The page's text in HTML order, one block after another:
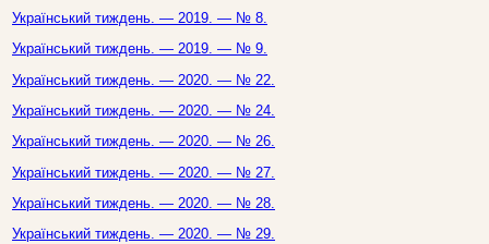
Український тиждень. — 2019. — № 8.
Український тиждень. — 2019. — № 9.
Український тиждень. — 2020. — № 22.
Український тиждень. — 2020. — № 24.
Український тиждень. — 2020. — № 26.
Український тиждень. — 2020. — № 27.
Український тиждень. — 2020. — № 28.
Український тиждень. — 2020. — № 29.